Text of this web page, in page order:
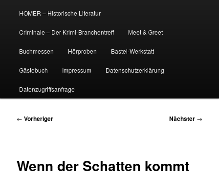
HOMER – Historische Literatur
Criminale – Der Krimi-Branchentreff Meet & Greet
Buchmessen Hörproben Bastel-Werkstatt
Gästebuch Impressum Datenschutzerklärung
Datenzugriffsanfrage
Beitragsnavigation
← Vorheriger Nächster →
Wenn der Schatten kommt